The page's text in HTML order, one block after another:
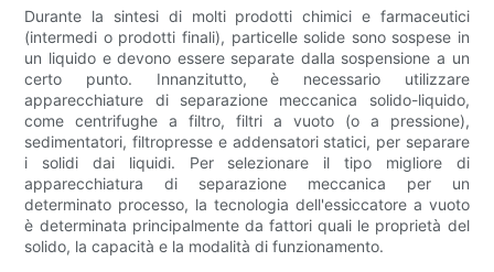
Durante la sintesi di molti prodotti chimici e farmaceutici
(intermedi o prodotti finali), particelle solide sono sospese in
un liquido e devono essere separate dalla sospensione a un
certo punto. Innanzitutto, è necessario utilizzare
apparecchiature di separazione meccanica solido-liquido,
come centrifughe a filtro, filtri a vuoto (o a pressione),
sedimentatori, filtropresse e addensatori statici, per separare
i solidi dai liquidi. Per selezionare il tipo migliore di
apparecchiatura di separazione meccanica per un
determinato processo, la tecnologia dell'essiccatore a vuoto
è determinata principalmente da fattori quali le proprietà del
solido, la capacità e la modalità di funzionamento.